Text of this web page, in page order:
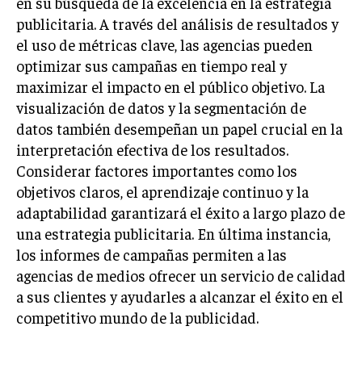
publicitaria. A través del análisis de resultados y
el uso de métricas clave, las agencias pueden
optimizar sus campañas en tiempo real y
maximizar el impacto en el público objetivo. La
visualización de datos y la segmentación de
datos también desempeñan un papel crucial en la
interpretación efectiva de los resultados.
Considerar factores importantes como los
objetivos claros, el aprendizaje continuo y la
adaptabilidad garantizará el éxito a largo plazo de
una estrategia publicitaria. En última instancia,
los informes de campañas permiten a las
agencias de medios ofrecer un servicio de calidad
a sus clientes y ayudarles a alcanzar el éxito en el
competitivo mundo de la publicidad.